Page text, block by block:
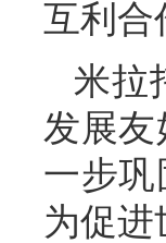
互利合
米拉
发展
一步
为促进